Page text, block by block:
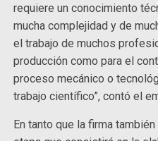
requiere un conocimiento
mucha complejidad y de
el trabajo de muchos
producción como para el
proceso mecánico o
trabajo científico”, contó el
En tanto que la firma